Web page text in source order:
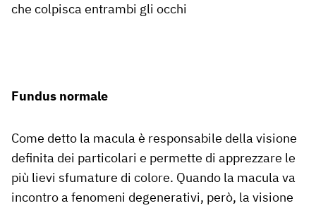
che colpisca entrambi gli occhi
Fundus normale
Come detto la macula è responsabile della visione
definita dei particolari e permette di apprezzare le
più lievi sfumature di colore. Quando la macula va
incontro a fenomeni degenerativi, però, la visione